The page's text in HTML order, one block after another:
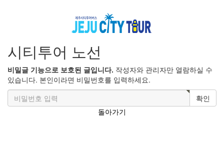
시티투어 노선
비밀글 기능으로 보호된 글입니다. 작성자와 관리자만 열람하실 수
있습니다. 본인이라면 비밀번호를 입력하세요.
확인
돌아가기